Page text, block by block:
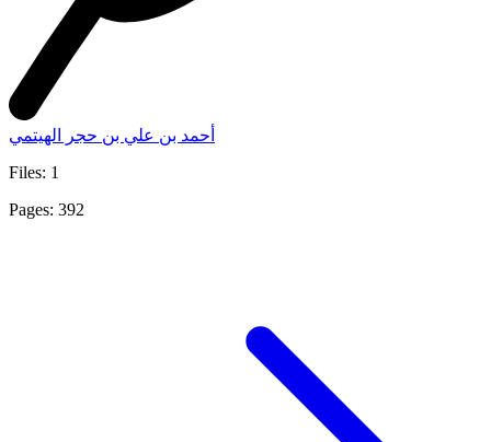
أحمد بن علي بن حجر الهيتمي
Files: 1
Pages: 392